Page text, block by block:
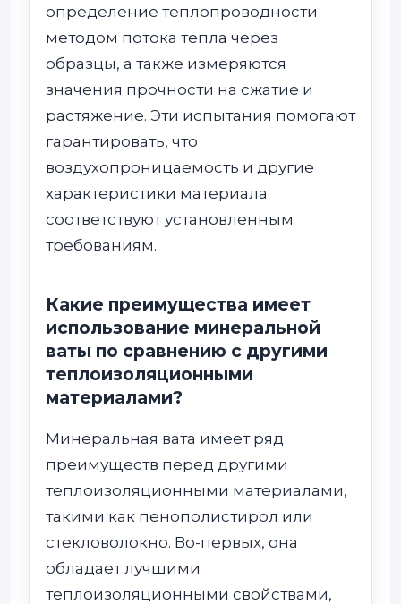
определение теплопроводности
методом потока тепла через
образцы, а также измеряются
значения прочности на сжатие и
растяжение. Эти испытания помогают
гарантировать, что
воздухопроницаемость и другие
характеристики материала
соответствуют установленным
требованиям.
Какие преимущества имеет
использование минеральной
ваты по сравнению с другими
теплоизоляционными
материалами?
Минеральная вата имеет ряд
преимуществ перед другими
теплоизоляционными материалами,
такими как пенополистирол или
стекловолокно. Во-первых, она
обладает лучшими
теплоизоляционными свойствами,